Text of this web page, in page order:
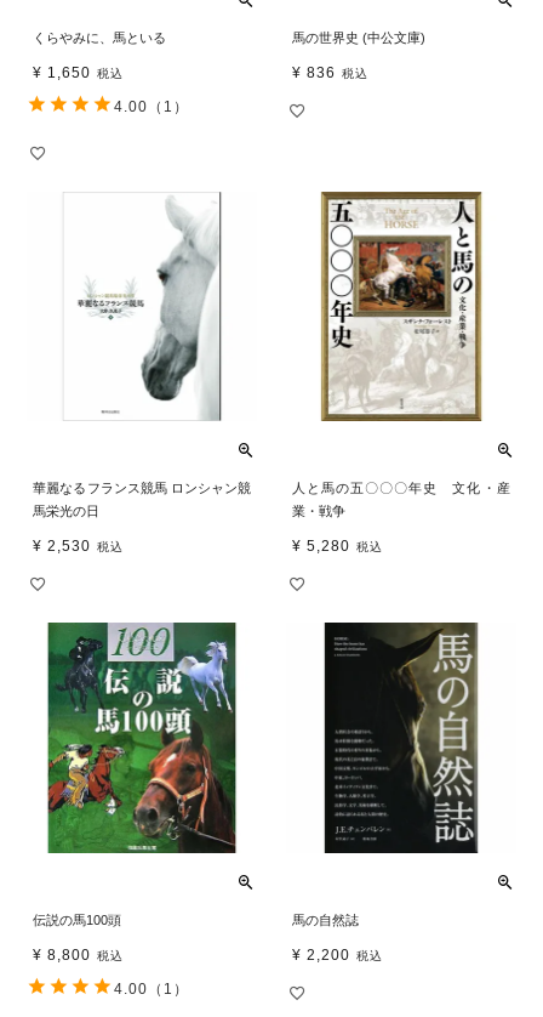
くらやみに、馬といる
¥ 1,650 税込
4.00 （1）
馬の世界史 (中公文庫)
¥ 836 税込
華麗なるフランス競馬 ロンシャン競
馬栄光の日
¥ 2,530 税込
人と馬の五〇〇〇年史 文化・産
業・戦争
¥ 5,280 税込
伝説の馬100頭
¥ 8,800 税込
4.00 （1）
馬の自然誌
¥ 2,200 税込